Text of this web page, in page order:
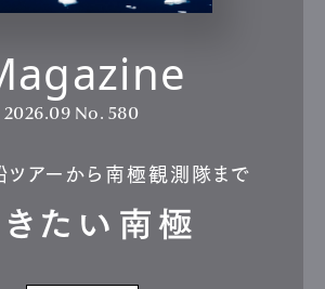
2026.09 No. 580
ツアーから南極観測隊まで
たい南極